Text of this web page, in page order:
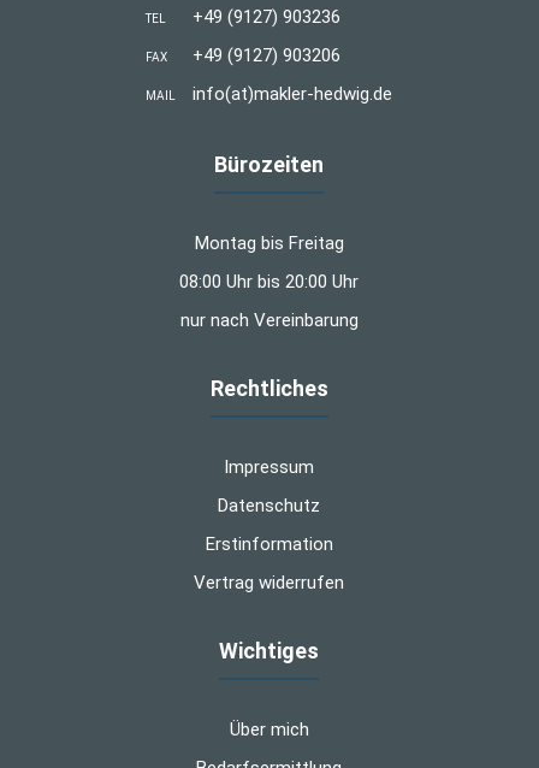
TEL +49 (9127) 903236
FAX +49 (9127) 903206
MAIL info(at)makler-hedwig.de
Bürozeiten
Montag bis Freitag
08:00 Uhr bis 20:00 Uhr
nur nach Vereinbarung
Rechtliches
Impressum
Datenschutz
Erstinformation
Vertrag widerrufen
Wichtiges
Über mich